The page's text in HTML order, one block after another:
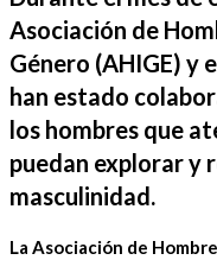
Asociación de
Género (AHIGE) y
han estado
los hombres que
puedan explorar y
masculinidad.
La Asociación de